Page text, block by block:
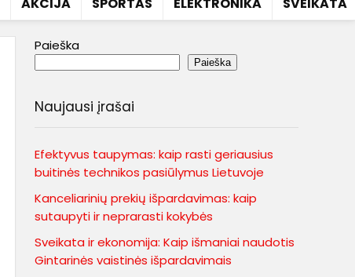
AKCIJA SPORTAS ELEKTRONIKA SVEIKATA
Paieška
Paieška
Naujausi įrašai
Efektyvus taupymas: kaip rasti geriausius
buitinės technikos pasiūlymus Lietuvoje
Kanceliarinių prekių išpardavimas: kaip
sutaupyti ir neprarasti kokybės
Sveikata ir ekonomija: Kaip išmaniai naudotis
Gintarinės vaistinės išpardavimais